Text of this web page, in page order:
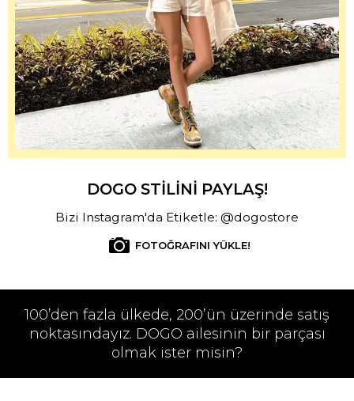
DOGO STİLİNİ PAYLAŞ!
Bizi Instagram'da Etiketle: @dogostore
FOTOĞRAFINI YÜKLE!
100’den fazla ülkede, 200’ün üzerinde satış
noktasındayız. DOGO ailesinin bir parçası
olmak ister misin?